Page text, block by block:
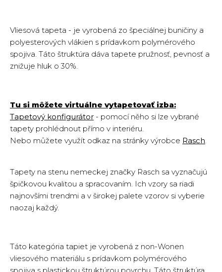
Vliesová tapeta - je vyrobená zo špeciálnej buničiny a
polyesterových vlákien s prídavkom polymérového
spojiva. Táto štruktúra dáva tapete pružnosť, pevnosť a
znižuje hluk o 30%.
Tu si môžete virtuálne vytapetovať izba:
Tapetový konfigurátor - pomocí něho si lze vybrané
tapety prohlédnout přímo v interiéru.
Nebo můžete využít odkaz na stránky výrobce Rasch.
Tapety na stenu nemeckej značky Rasch sa vyznačujú
špičkovou kvalitou a spracovaním. Ich vzory sa riadi
najnovšími trendmi a v širokej palete vzorov si vyberie
naozaj každý.
Táto kategória tapiet je vyrobená z non-Wonen
vliesového materiálu s prídavkom polymérového